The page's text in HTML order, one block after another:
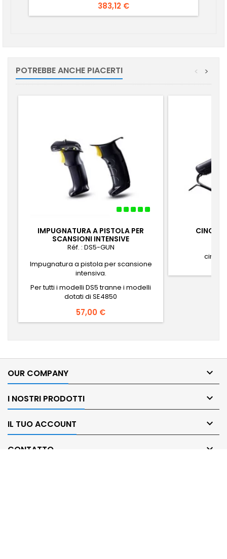
Prezzo
383,12 €
POTREBBE ANCHE PIACERTI >
<
IMPUGNATURA A PISTOLA PER
SCANSIONI INTENSIVE
Réf. : DS5-GUN
Impugnatura a pistola per scansione
intensiva.
Per tutti i modelli DS5 tranne i modelli
dotati di SE4850
Prezzo
57,00 €
OUR COMPANY 
I NOSTRI PRODOTTI 
IL TUO ACCOUNT 
CONTATTO 